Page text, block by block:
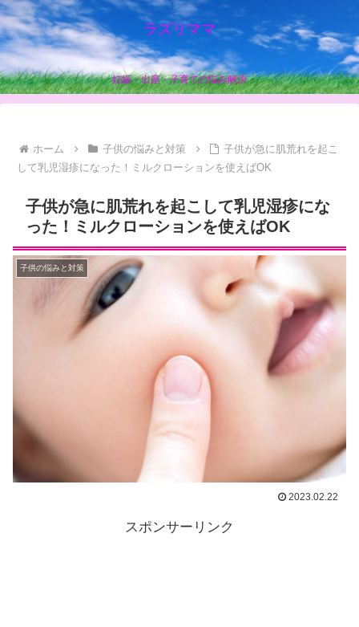
ラズリママ
妊娠・出産・子育ての悩み解決
ホーム 子供の悩みと対策
子供が急に肌荒れを起こ
して乳児湿疹になった！ミルクローションを使えばOK
子供が急に肌荒れを起こして乳児湿疹にな
った！ミルクローションを使えばOK
子供の悩みと対策
2023.02.22
スポンサーリンク